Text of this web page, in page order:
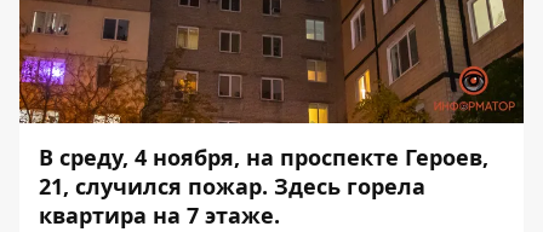
В среду, 4 ноября, на проспекте Героев,
21, случился пожар. Здесь горела
квартира на 7 этаже.